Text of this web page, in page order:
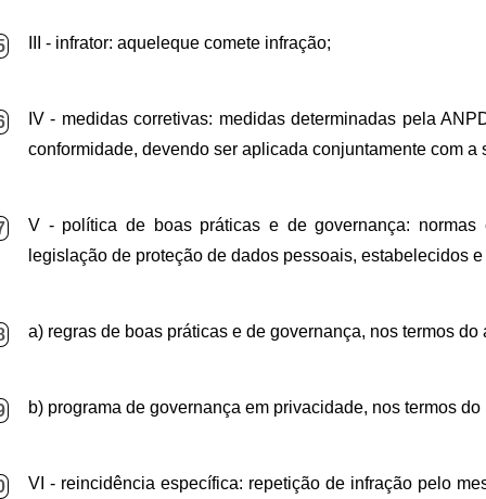
III - infrator: aqueleque comete infração;
IV - medidas corretivas: medidas determinadas pela
conformidade, devendo ser aplicada conjuntamente com
V - política de boas práticas e de governança: normas
legislação de proteção de dados pessoais, estabelecidos
a) regras de boas práticas e de governança, nos termos do
b) programa de governança em privacidade, nos termos do
VI - reincidência específica: repetição de infração pelo